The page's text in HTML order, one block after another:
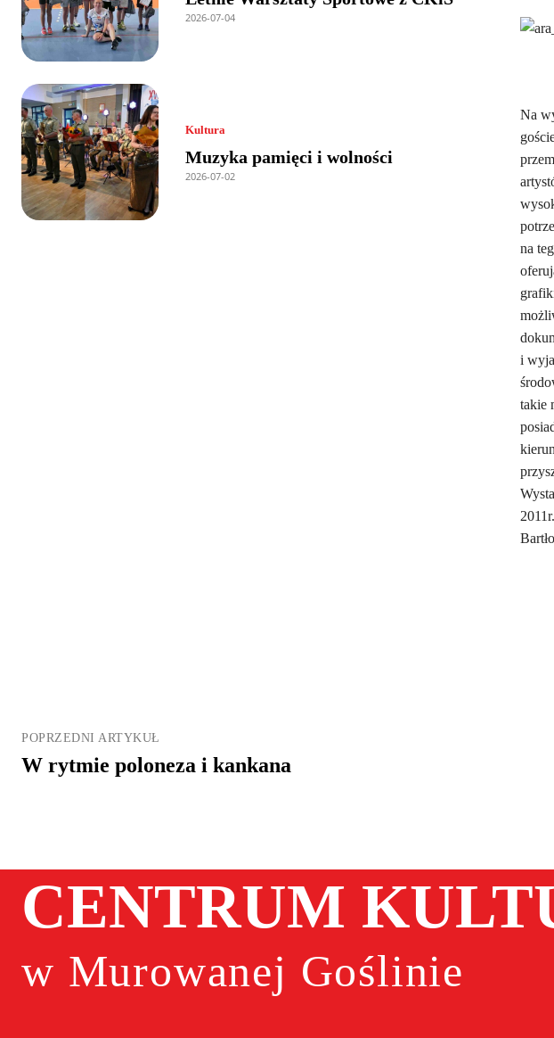
2026-07-04
Kultura
Muzyka pamięci i wolności
2026-07-02
Na
na
i
takie
POPRZEDNI ARTYKUŁ
W rytmie poloneza i kankana
CENTRUM
w Murowanej Goślinie